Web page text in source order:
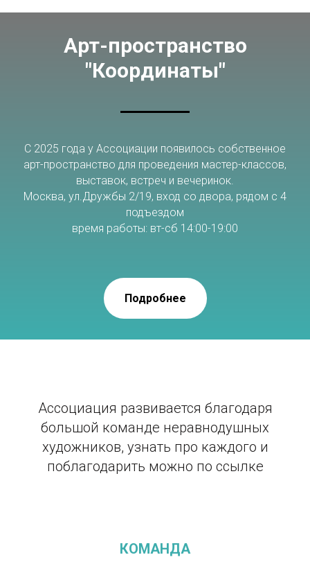
Арт-пространство
"Координаты"
С 2025 года у Ассоциации появилось собственное
арт-пространство для проведения мастер-классов,
выставок, встреч и вечеринок.
Москва, ул.Дружбы 2/19, вход со двора, рядом с 4
подъездом
время работы: вт-сб 14:00-19:00
Подробнее
Ассоциация развивается благодаря
большой команде неравнодушных
художников, узнать про каждого и
поблагодарить можно по ссылке
КОМАНДА